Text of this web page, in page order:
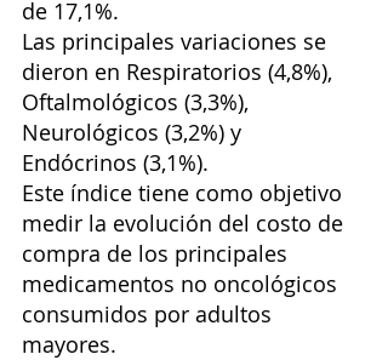
de 17,1%.
Las principales variaciones se
dieron en Respiratorios (4,8%),
Oftalmológicos (3,3%),
Neurológicos (3,2%) y
Endócrinos (3,1%).
Este índice tiene como objetivo
medir la evolución del costo de
compra de los principales
medicamentos no oncológicos
consumidos por adultos
mayores.